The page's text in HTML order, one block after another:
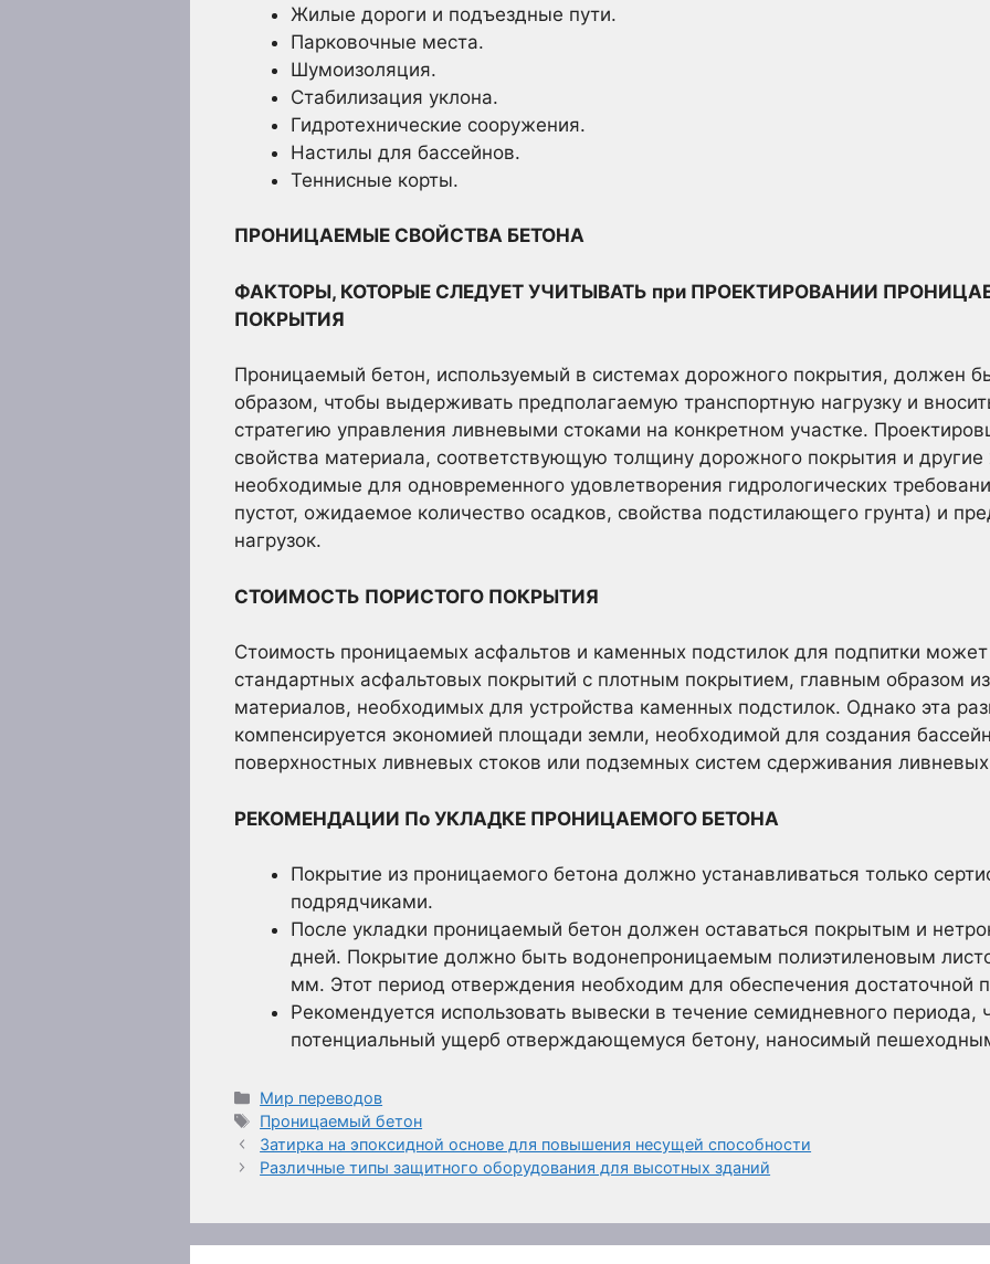
Жилые дороги и подъездные пути.
Парковочные места.
Шумоизоляция.
Стабилизация уклона.
Гидротехнические сооружения.
Настилы для бассейнов.
Теннисные корты.
ПРОНИЦАЕМЫЕ СВОЙСТВА БЕТОНА
ФАКТОРЫ, КОТОРЫЕ СЛЕДУЕТ УЧИТЫВАТЬ при ПРОЕКТИРОВАНИИ
ПОКРЫТИЯ
Проницаемый бетон, используемый в системах дорожного покрытия, должен
образом, чтобы выдерживать предполагаемую транспортную нагрузку и
стратегию управления ливневыми стоками на конкретном участке.
свойства материала, соответствующую толщину дорожного покрытия и другие
необходимые для одновременного удовлетворения гидрологических
пустот, ожидаемое количество осадков, свойства подстилающего грунта) и
нагрузок.
СТОИМОСТЬ ПОРИСТОГО ПОКРЫТИЯ
Стоимость проницаемых асфальтов и каменных подстилок для подпитки
стандартных асфальтовых покрытий с плотным покрытием, главным образом
материалов, необходимых для устройства каменных подстилок. Однако эта
компенсируется экономией площади земли, необходимой для создания
поверхностных ливневых стоков или подземных систем сдерживания ливневых
РЕКОМЕНДАЦИИ По УКЛАДКЕ ПРОНИЦАЕМОГО БЕТОНА
Покрытие из проницаемого бетона должно устанавливаться только
подрядчиками.
После укладки проницаемый бетон должен оставаться покрытым и
дней. Покрытие должно быть водонепроницаемым полиэтиленовым
мм. Этот период отверждения необходим для обеспечения достаточной
Рекомендуется использовать вывески в течение семидневного
потенциальный ущерб отверждающемуся бетону, наносимый
Рубрики
Мир переводов
Метки
Проницаемый бетон
Затирка на эпоксидной основе для повышения несущей способности
Различные типы защитного оборудования для высотных зданий